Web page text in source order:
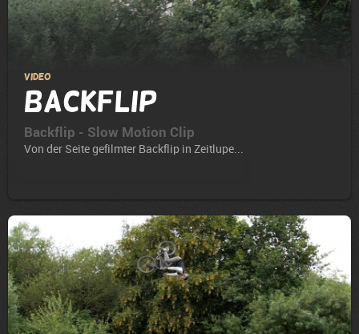
Video
Backflip
Backflip - Slow Motion Clip
Von der Seite gefilmter Backflip in Zeitlupe...